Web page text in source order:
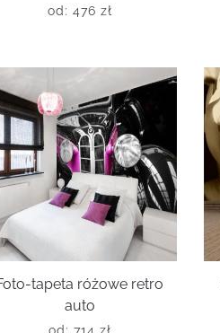
od: 476 zł
tapeta różowe retro
auto